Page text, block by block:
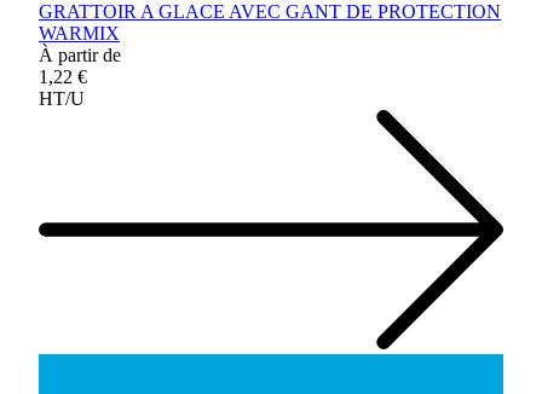
GRATTOIR A GLACE AVEC GANT DE PROTECTION
WARMIX
À partir de
1,22 €
HT/U